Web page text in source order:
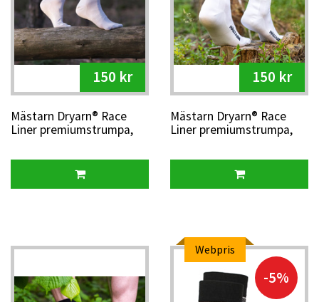
150 kr
Mästarn Dryarn® Race
Liner premiumstrumpa,
150 kr
Mästarn Dryarn® Race
Liner premiumstrumpa,
Webpris
-5%